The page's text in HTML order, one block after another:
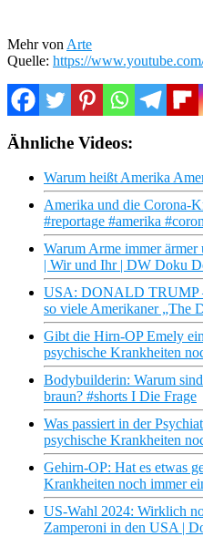
Mehr von Arte
Quelle: https://
Ähnliche Videos:
Warum heißt Amerika
Amerika und die Corona-
#reportage #amerika
Warum Arme immer
| Wir und Ihr | DW Doku
USA: DONALD TRUMP
so viele Amerikaner „The
Gibt die Hirn-OP Emely
psychische Krankheiten
Bodybuilderin: Warum
braun? #shorts I Die Frage
Was passiert in der
psychische Krankheiten
Gehirn-OP: Hat es etwas
Krankheiten noch immer
US-Wahl 2024: Wirklich
Zamperoni in den USA |